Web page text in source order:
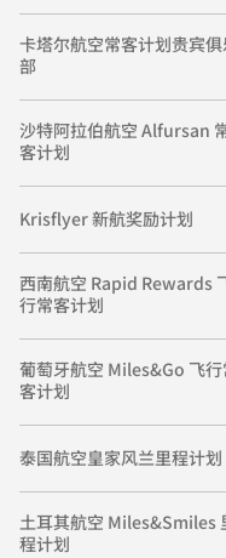
卡塔尔航空常客计划贵宾
部
沙特阿拉伯航空 Alfursan
客计划
Krisflyer 新航奖励计划
西南航空 Rapid Rewards
行常客计划
葡萄牙航空 Miles&Go 飞行
客计划
泰国航空皇家风兰里程计划
土耳其航空 Miles&Smiles
程计划